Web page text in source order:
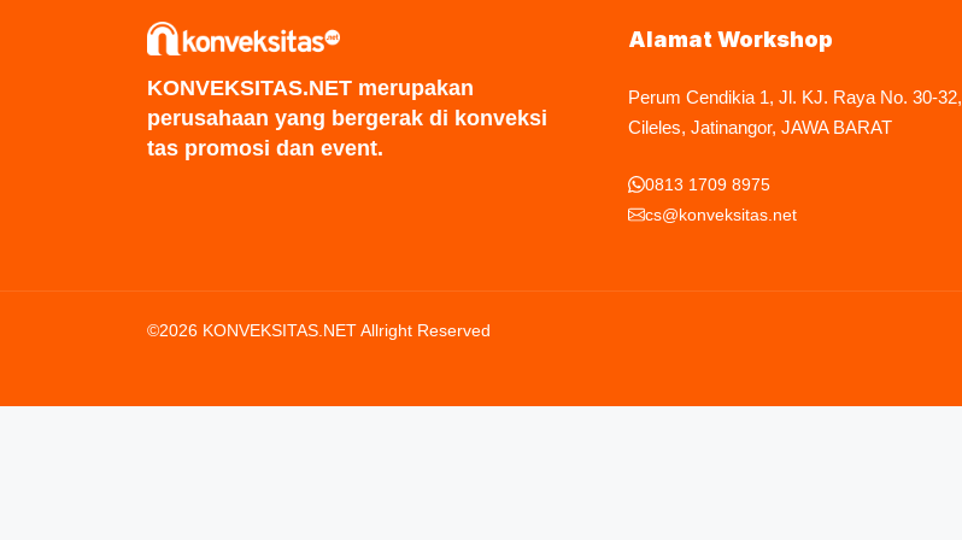
KONVEKSITAS.NET merupakan
perusahaan yang bergerak di konveksi
tas promosi dan event.
Alamat Workshop
Perum Cendikia 1, Jl. KJ. Raya No. 30-32,
Cileles, Jatinangor, JAWA BARAT
0813 1709 8975
cs@konveksitas.net
©2026 KONVEKSITAS.NET Allright Reserved